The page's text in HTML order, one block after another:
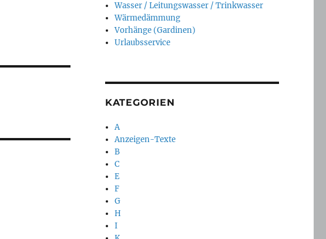
Wasser / Leitungswasser / Trinkwasser
Wärmedämmung
Vorhänge (Gardinen)
Urlaubsservice
KATEGORIEN
A
Anzeigen-Texte
B
C
E
F
G
H
I